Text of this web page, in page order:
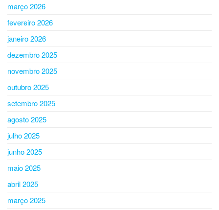
março 2026
fevereiro 2026
janeiro 2026
dezembro 2025
novembro 2025
outubro 2025
setembro 2025
agosto 2025
julho 2025
junho 2025
maio 2025
abril 2025
março 2025